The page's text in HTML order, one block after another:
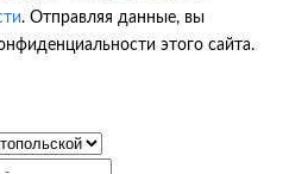
. Отправляя данные, вы
этого сайта.